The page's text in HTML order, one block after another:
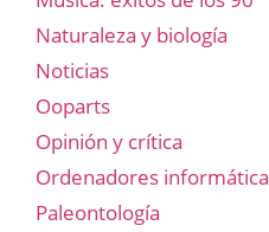
Naturaleza y biología
Noticias
Ooparts
Opinión y crítica
Ordenadores informática
Paleontología